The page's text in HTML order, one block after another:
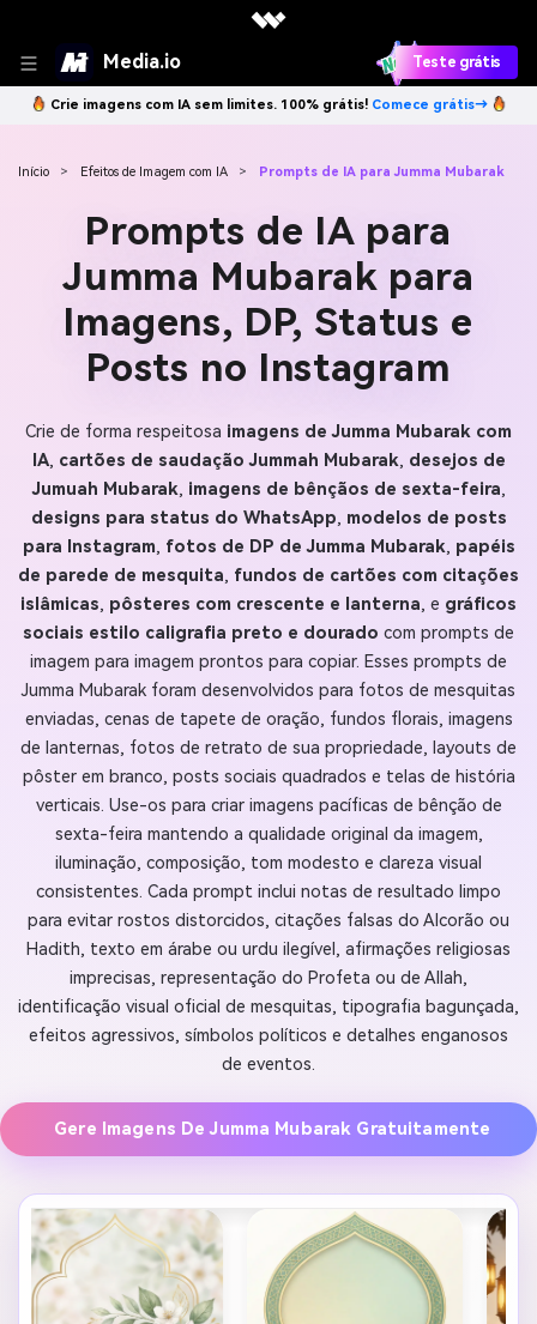
Media.io Teste grátis
Crie imagens com IA sem limites. 100% grátis! Comece grátis→
Início > Efeitos de Imagem com IA > Prompts de IA para Jumma Mubarak
Prompts de IA para
Jumma Mubarak para
Imagens, DP, Status e
Posts no Instagram
Crie de forma respeitosa imagens de Jumma Mubarak com
IA, cartões de saudação Jummah Mubarak, desejos de
Jumuah Mubarak, imagens de bênçãos de sexta-feira,
designs para status do WhatsApp, modelos de posts
para Instagram, fotos de DP de Jumma Mubarak, papéis
de parede de mesquita, fundos de cartões com citações
islâmicas, pôsteres com crescente e lanterna, e gráficos
sociais estilo caligrafia preto e dourado com prompts de
imagem para imagem prontos para copiar. Esses prompts de
Jumma Mubarak foram desenvolvidos para fotos de mesquitas
enviadas, cenas de tapete de oração, fundos florais, imagens
de lanternas, fotos de retrato de sua propriedade, layouts de
pôster em branco, posts sociais quadrados e telas de história
verticais. Use-os para criar imagens pacíficas de bênção de
sexta-feira mantendo a qualidade original da imagem,
iluminação, composição, tom modesto e clareza visual
consistentes. Cada prompt inclui notas de resultado limpo
para evitar rostos distorcidos, citações falsas do Alcorão ou
Hadith, texto em árabe ou urdu ilegível, afirmações religiosas
imprecisas, representação do Profeta ou de Allah,
identificação visual oficial de mesquitas, tipografia bagunçada,
efeitos agressivos, símbolos políticos e detalhes enganosos
de eventos.
Gere Imagens De Jumma Mubarak Gratuitamente